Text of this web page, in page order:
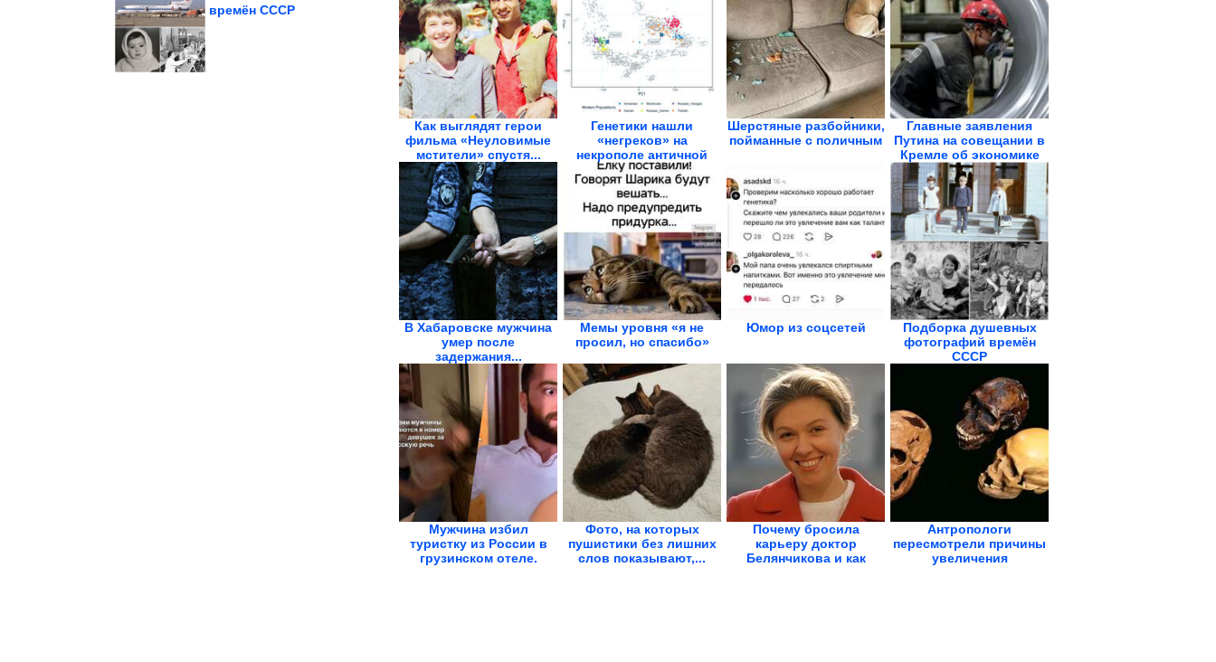
времён СССР
Как выглядят герои
фильма «Неуловимые
мстители» спустя...
Генетики нашли
«негреков» на
некрополе античной
Фанагории
Шерстяные разбойники,
пойманные с поличным
Главные заявления
Путина на совещании в
Кремле об экономике
В Хабаровске мужчина
умер после
задержания...
Мемы уровня «я не
просил, но спасибо»
Юмор из соцсетей
Подборка душевных
фотографий времён
СССР
Мужчина избил
туристку из России в
грузинском отеле.
Фото, на которых
пушистики без лишних
слов показывают,...
Почему бросила
карьеру доктор
Белянчикова и как
Антропологи
пересмотрели причины
увеличения